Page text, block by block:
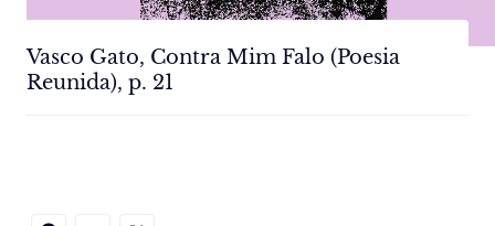
Vasco Gato, Contra Mim Falo (Poesia
Reunida), p. 21